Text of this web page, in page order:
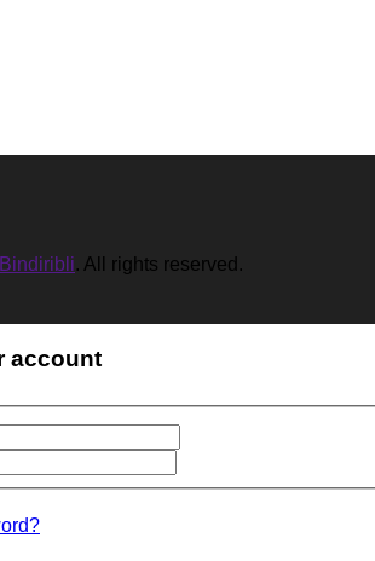
Bindiribli. All rights reserved.
account